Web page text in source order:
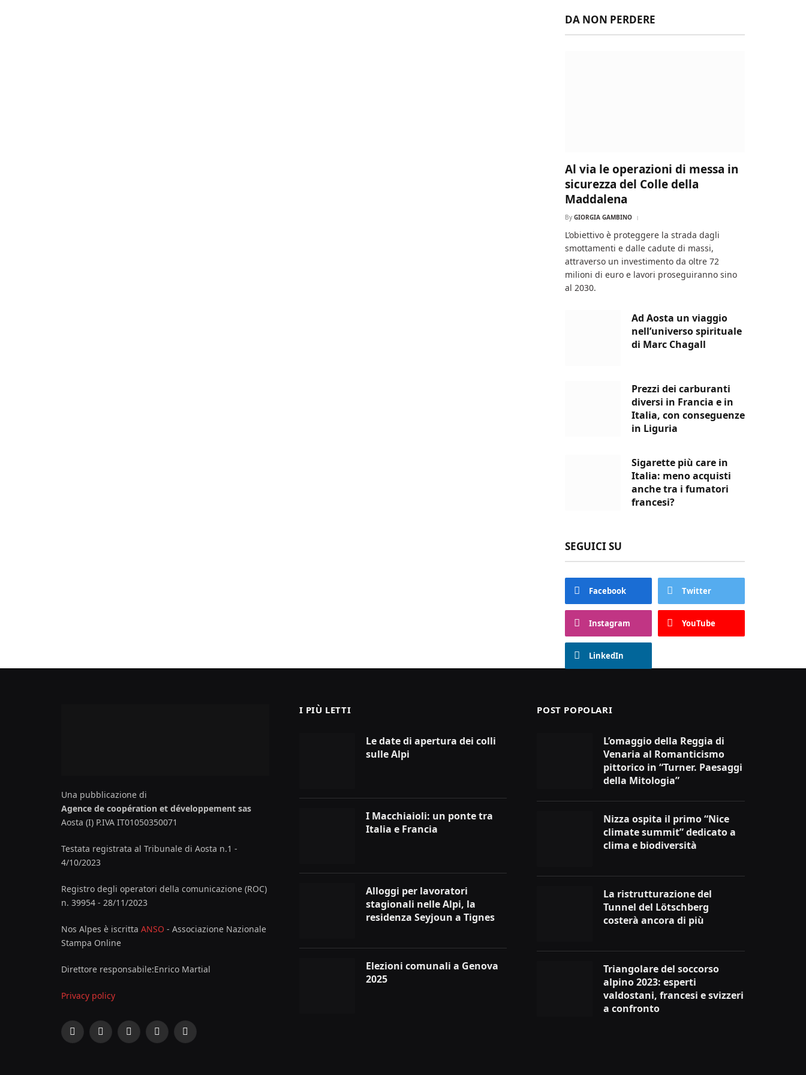
DA NON PERDERE
Al via le operazioni di messa in
sicurezza del Colle della
Maddalena
By GIORGIA GAMBINO
L’obiettivo è proteggere la strada dagli
smottamenti e dalle cadute di massi,
attraverso un investimento da oltre 72
milioni di euro e lavori proseguiranno sino
al 2030.
Ad Aosta un viaggio
nell’universo spirituale
di Marc Chagall
Prezzi dei carburanti
diversi in Francia e in
Italia, con conseguenze
in Liguria
Sigarette più care in
Italia: meno acquisti
anche tra i fumatori
francesi?
SEGUICI SU
Facebook Twitter
Instagram YouTube
LinkedIn
Una pubblicazione di
Agence de coopération et développement sas
Aosta (I) P.IVA IT01050350071
Testata registrata al Tribunale di Aosta n.1 -
4/10/2023
Registro degli operatori della comunicazione (ROC)
n. 39954 - 28/11/2023
Nos Alpes è iscritta ANSO - Associazione Nazionale
Stampa Online
Direttore responsabile:Enrico Martial
Privacy policy
Facebook
X
InstagramYouTubeLinkedIn
I PIÙ LETTI
Le date di apertura dei colli
sulle Alpi
I Macchiaioli: un ponte tra
Italia e Francia
Alloggi per lavoratori
stagionali nelle Alpi, la
residenza Seyjoun a Tignes
Elezioni comunali a Genova
2025
POST POPOLARI
L’omaggio della Reggia di
Venaria al Romanticismo
pittorico in “Turner. Paesaggi
della Mitologia”
Nizza ospita il primo “Nice
climate summit” dedicato a
clima e biodiversità
La ristrutturazione del
Tunnel del Lötschberg
costerà ancora di più
Triangolare del soccorso
alpino 2023: esperti
valdostani, francesi e svizzeri
a confronto